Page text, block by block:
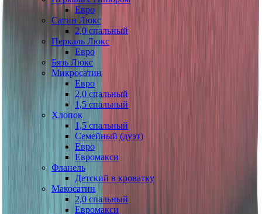
Евро
Сатин Люкс
2,0 спальный
Перкаль Люкс
Евро
Бязь Люкс
Микросатин
Евро
2,0 спальный
1,5 спальный
Хлопок
1,5 спальный
Семейный (дуэт)
Евро
Евромакси
Фланель
Детский в кроватку
Макосатин
2,0 спальный
Евромакси